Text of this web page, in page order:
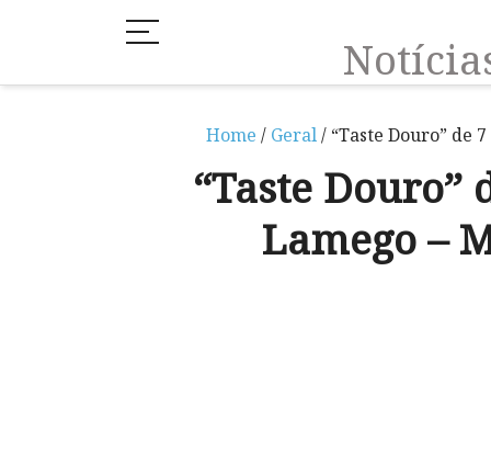
Home / Geral/ “Taste Douro” de
“Taste Douro”
Lamego –